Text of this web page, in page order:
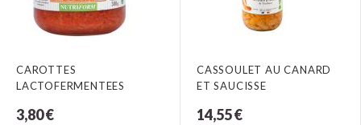
CAROTTES
LACTOFERMENTEES
3,80 €
CASSOULET AU CANARD
ET SAUCISSE
14,55 €